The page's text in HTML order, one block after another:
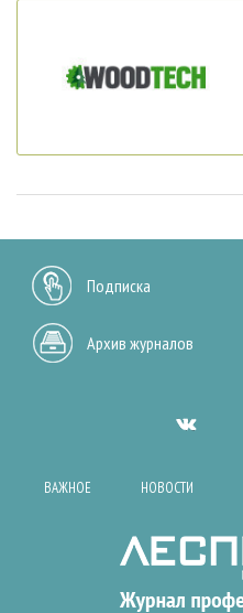
Подписка
Архив журналов
ВАЖНОЕ НОВОСТИ